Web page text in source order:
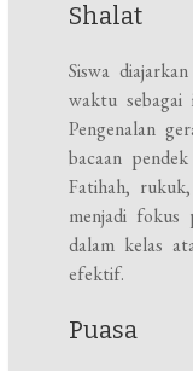
Shalat
Siswa
waktu sebagai
Pengenalan
bacaan
Fatihah,
menjadi fokus
dalam kelas
efektif.
Puasa